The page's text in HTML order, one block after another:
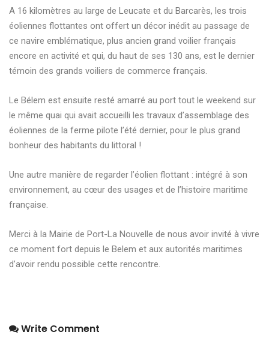
A 16 kilomètres au large de Leucate et du Barcarès, les trois
éoliennes flottantes ont offert un décor inédit au passage de
ce navire emblématique, plus ancien grand voilier français
encore en activité et qui, du haut de ses 130 ans, est le dernier
témoin des grands voiliers de commerce français.
Le Bélem est ensuite resté amarré au port tout le weekend sur
le même quai qui avait accueilli les travaux d’assemblage des
éoliennes de la ferme pilote l’été dernier, pour le plus grand
bonheur des habitants du littoral !
Une autre manière de regarder l’éolien flottant : intégré à son
environnement, au cœur des usages et de l’histoire maritime
française.
Merci à la Mairie de Port-La Nouvelle de nous avoir invité à vivre
ce moment fort depuis le Belem et aux autorités maritimes
d’avoir rendu possible cette rencontre.
Write Comment